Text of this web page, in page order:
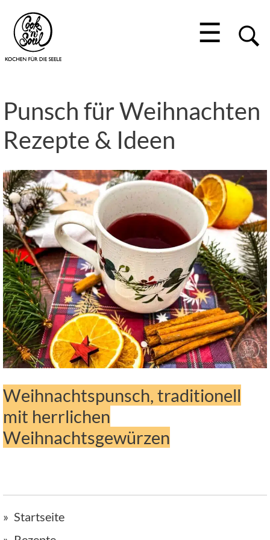
☰
Punsch für Weihnachten
Rezepte & Ideen
Weihnachtspunsch, traditionell
mit herrlichen
Weihnachtsgewürzen
Startseite